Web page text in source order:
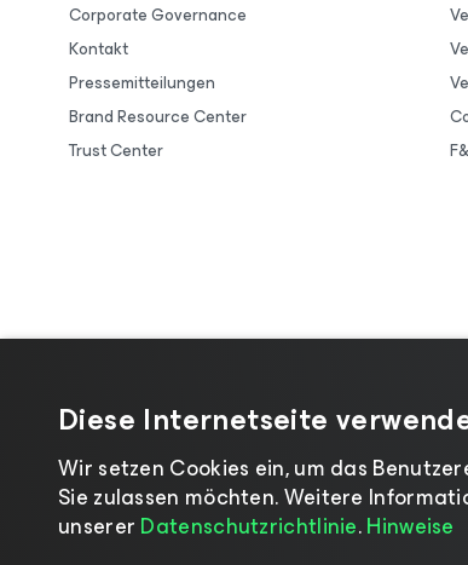
Corporate Governance
Kontakt
Pressemitteilungen
Brand Resource Center
Trust Center
©2026 Veeam® Software |
Diese Internetseite
Wir setzen Cookies ein, um das
Sie zulassen möchten. Weitere
unserer Datenschutzrichtlinie.Hinweise